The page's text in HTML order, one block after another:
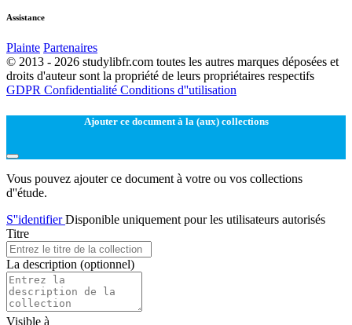
Assistance
Plainte Partenaires
© 2013 - 2026 studylibfr.com toutes les autres marques déposées et
droits d'auteur sont la propriété de leurs propriétaires respectifs
GDPR Confidentialité Conditions d''utilisation
Ajouter ce document à la (aux) collections
Vous pouvez ajouter ce document à votre ou vos collections
d''étude.
S''identifierDisponible uniquement pour les utilisateurs autorisés
Titre
La description (optionnel)
Visible à